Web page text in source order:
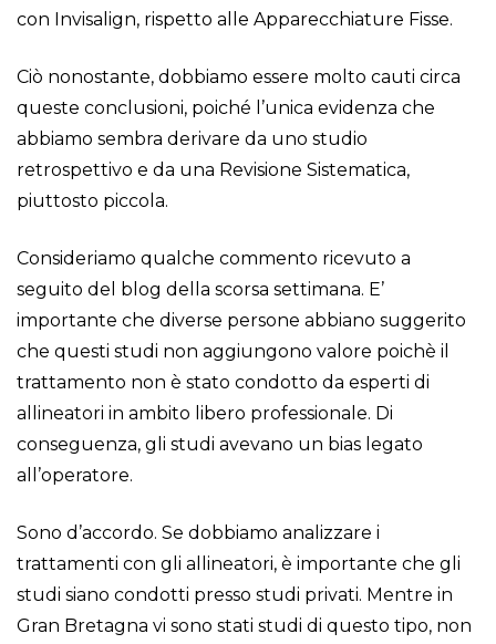
con Invisalign, rispetto alle Apparecchiature Fisse.
Ciò nonostante, dobbiamo essere molto cauti circa
queste conclusioni, poiché l’unica evidenza che
abbiamo sembra derivare da uno studio
retrospettivo e da una Revisione Sistematica,
piuttosto piccola.
Consideriamo qualche commento ricevuto a
seguito del blog della scorsa settimana. E’
importante che diverse persone abbiano suggerito
che questi studi non aggiungono valore poichè il
trattamento non è stato condotto da esperti di
allineatori in ambito libero professionale. Di
conseguenza, gli studi avevano un bias legato
all’operatore.
Sono d’accordo. Se dobbiamo analizzare i
trattamenti con gli allineatori, è importante che gli
studi siano condotti presso studi privati. Mentre in
Gran Bretagna vi sono stati studi di questo tipo, non